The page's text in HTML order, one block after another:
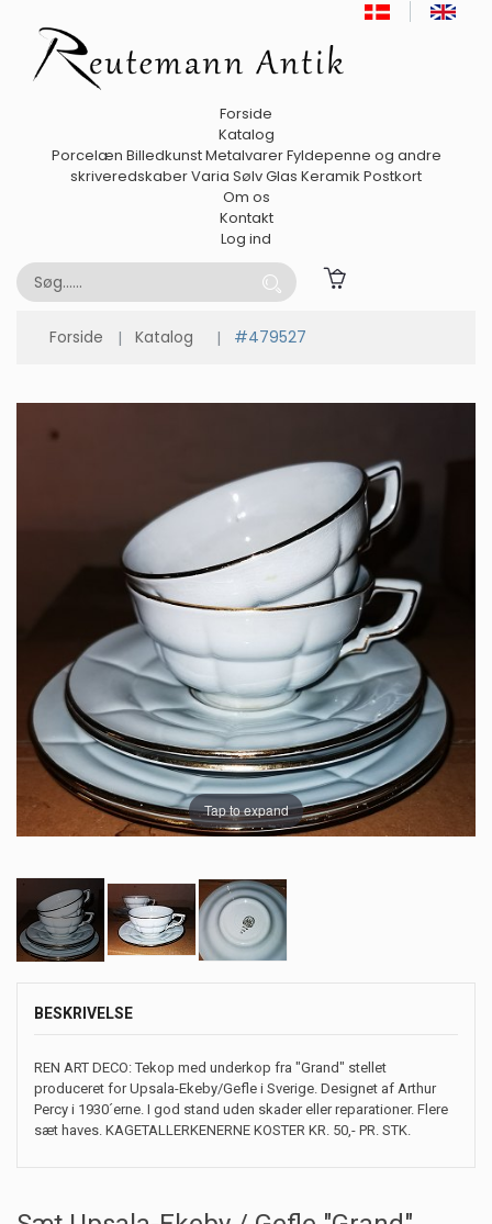
Forside
Katalog
Porcelæn BilledkunstMetalvarerFyldepenne og andre
skriveredskaberVaria SølvGlas Keramik Postkort
Om os
Kontakt
Log ind
Forside Katalog #479527
Tap to expand
BESKRIVELSE
REN ART DECO: Tekop med underkop fra "Grand" stellet
produceret for Upsala-Ekeby/Gefle i Sverige. Designet af Arthur
Percy i 1930´erne. I god stand uden skader eller reparationer. Flere
sæt haves. KAGETALLERKENERNE KOSTER KR. 50,- PR. STK.